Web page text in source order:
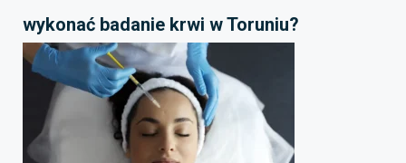
wykonać badanie krwi w Toruniu?